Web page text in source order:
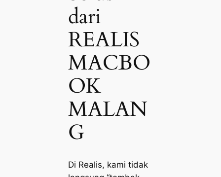
dari
REALIS
MACBO
OK
MALAN
G
Di Realis, kami tidak